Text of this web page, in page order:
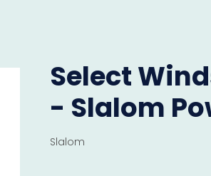
Select
- Slalom
Slalom